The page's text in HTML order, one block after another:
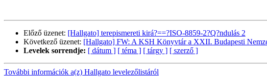
Előző üzenet: [Hallgato] terepismereti kirá?==?ISO-8859-2?Q?ndulás 2
Következő üzenet: [Hallgato] FW: A KSH Könyvtár a XXII. Budapesti
Levelek sorrendje: [ dátum ] [ téma ] [ tárgy ] [ szerző ]
További információk a(z) Hallgato levelezőlistáról